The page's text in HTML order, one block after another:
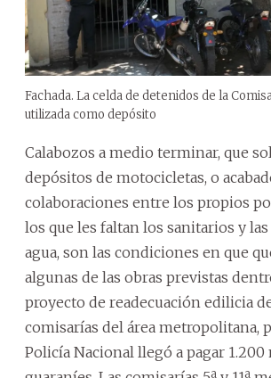
Fachada. La celda de detenidos de la
utilizada como depósito
Calabozos a medio terminar, que
depósitos de motocicletas, o
colaboraciones entre los propios
los que les faltan los sanitarios y
agua, son las condiciones en que
algunas de las obras previstas
proyecto de readecuación edilicia
comisarías del área metropolitana,
Policía Nacional llegó a pagar